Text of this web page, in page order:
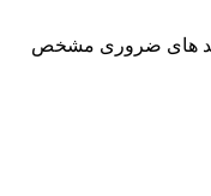
های ضروری مشخص